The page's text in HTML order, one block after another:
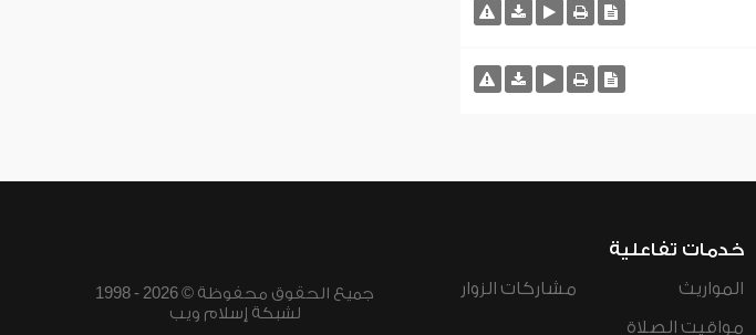
خدمات تفاعلية
المواريث
مواقيت الصلاة
مشاركات الزوار
جميع الحقوق محفوظة © 2026 - 1998
لشبكة إسلام ويب